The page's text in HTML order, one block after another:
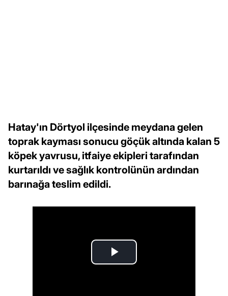
Hatay'ın Dörtyol ilçesinde meydana gelen
toprak kayması sonucu göçük altında kalan 5
köpek yavrusu, itfaiye ekipleri tarafından
kurtarıldı ve sağlık kontrolünün ardından
barınağa teslim edildi.